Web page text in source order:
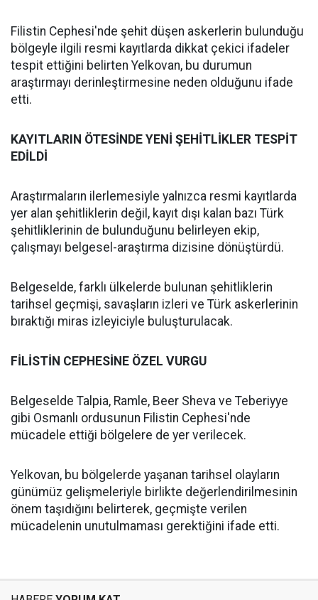
Filistin Cephesi'nde şehit düşen askerlerin bulunduğu
bölgeyle ilgili resmi kayıtlarda dikkat çekici ifadeler
tespit ettiğini belirten Yelkovan, bu durumun
araştırmayı derinleştirmesine neden olduğunu ifade
etti.
KAYITLARIN ÖTESİNDE YENİ ŞEHİTLİKLER TESPİT
EDİLDİ
Araştırmaların ilerlemesiyle yalnızca resmi kayıtlarda
yer alan şehitliklerin değil, kayıt dışı kalan bazı Türk
şehitliklerinin de bulunduğunu belirleyen ekip,
çalışmayı belgesel-araştırma dizisine dönüştürdü.
Belgeselde, farklı ülkelerde bulunan şehitliklerin
tarihsel geçmişi, savaşların izleri ve Türk askerlerinin
bıraktığı miras izleyiciyle buluşturulacak.
FİLİSTİN CEPHESİNE ÖZEL VURGU
Belgeselde Talpia, Ramle, Beer Sheva ve Teberiyye
gibi Osmanlı ordusunun Filistin Cephesi'nde
mücadele ettiği bölgelere de yer verilecek.
Yelkovan, bu bölgelerde yaşanan tarihsel olayların
günümüz gelişmeleriyle birlikte değerlendirilmesinin
önem taşıdığını belirterek, geçmişte verilen
mücadelenin unutulmaması gerektiğini ifade etti.